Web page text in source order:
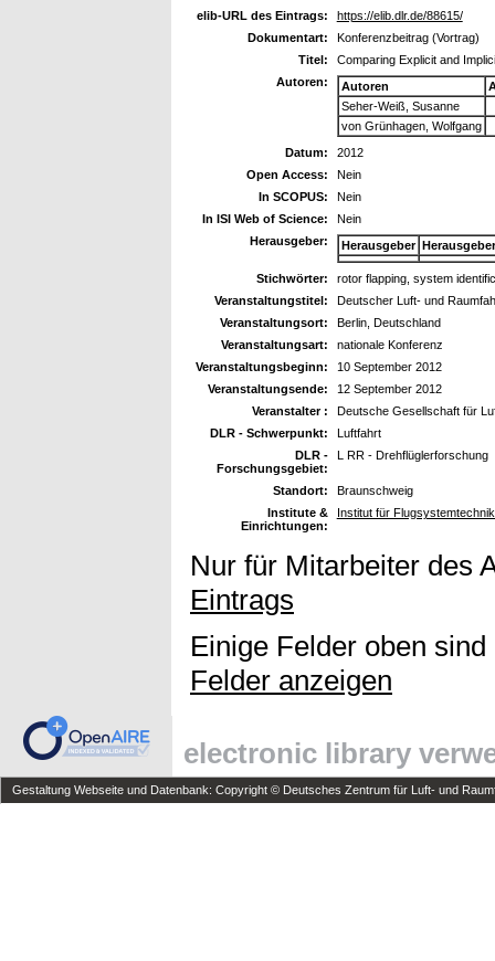
elib-URL des Eintrags:
https://elib.dlr.de/88615/
Dokumentart:
Konferenzbeitrag (Vortrag)
Titel:
Comparing Explicit and
Autoren:
Autoren
Seher-Weiß, Susanne
von Grünhagen, Wolfgang
Datum:
2012
Open Access:
Nein
In SCOPUS:
Nein
In ISI Web of Science:
Nein
Herausgeber:
Herausgeber
Stichwörter:
rotor flapping, system
Veranstaltungstitel:
Deutscher Luft- und
Veranstaltungsort:
Berlin, Deutschland
Veranstaltungsart:
nationale Konferenz
Veranstaltungsbeginn:
10 September 2012
Veranstaltungsende:
12 September 2012
Veranstalter :
Deutsche Gesellschaft für
DLR - Schwerpunkt:
Luftfahrt
DLR -
Forschungsgebiet:
L RR - Drehflüglerforschung
Standort:
Braunschweig
Institute &
Einrichtungen:
Institut für
Nur für Mitarbeiter des
Eintrags
Einige Felder oben
Felder anzeigen
electronic library
Gestaltung Webseite und Datenbank: Copyright © Deutsches Zentrum für Luft- und